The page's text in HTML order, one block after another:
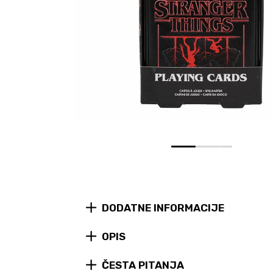
0 1 2 3
DODATNE INFORMACIJE
OPIS
ČESTA PITANJA